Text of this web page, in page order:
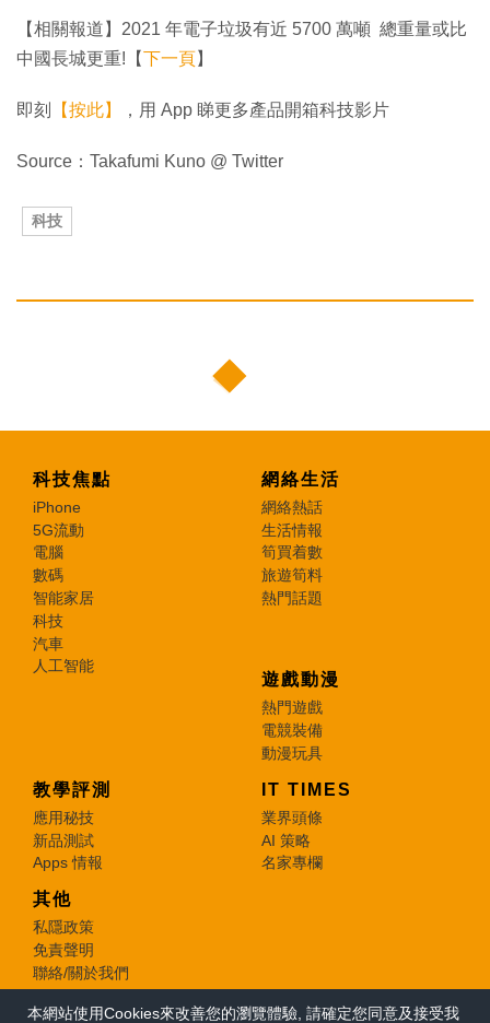
本網站使用Cookies來改善您的瀏覽體驗, 請確定您同意及接受我
【相關報道】2021 年電子垃圾有近 5700 萬噸 總重量或比
中國長城更重!【下一頁】
即刻 【按此】 ，用 App 睇更多產品開箱科技影片
Source：Takafumi Kuno @ Twitter
科技
科技焦點
iPhone
5G流動
電腦
數碼
智能家居
科技
汽車
人工智能
網絡生活
網絡熱話
生活情報
筍買着數
旅遊筍料
熱門話題
遊戲動漫
熱門遊戲
電競裝備
動漫玩具
教學評測
應用秘技
新品測試
Apps 情報
IT TIMES
業界頭條
AI 策略
名家專欄
其他
私隱政策
免責聲明
聯絡/關於我們
© 2026 e-zone. All Rights Reserved.